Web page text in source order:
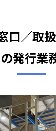
口／取
発行業